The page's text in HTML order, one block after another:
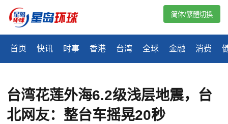
首页 快讯 时事 香港 台湾 全球 金融 消费
简体/繁體切換
台湾花莲外海6.2级浅层地震，台
北网友：整台车摇晃20秒